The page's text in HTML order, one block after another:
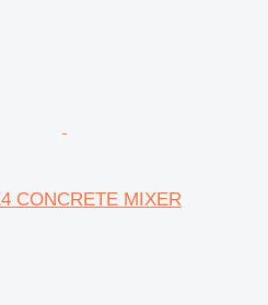
CONCRETE MIXER